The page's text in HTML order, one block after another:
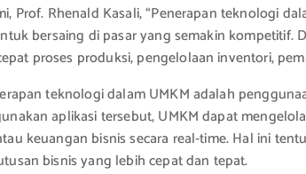
Prof. Rhenald Kasali, “Penerapan teknologi
bersaing di pasar yang semakin kompetitif.
proses produksi, pengelolaan inventori,
teknologi dalam UMKM adalah
aplikasi tersebut, UMKM dapat
keuangan bisnis secara real-time. Hal ini
bisnis yang lebih cepat dan tepat.